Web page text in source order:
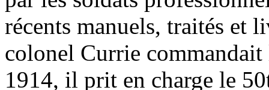
récents manuels, traités et
colonel Currie
1914, il prit en charge le